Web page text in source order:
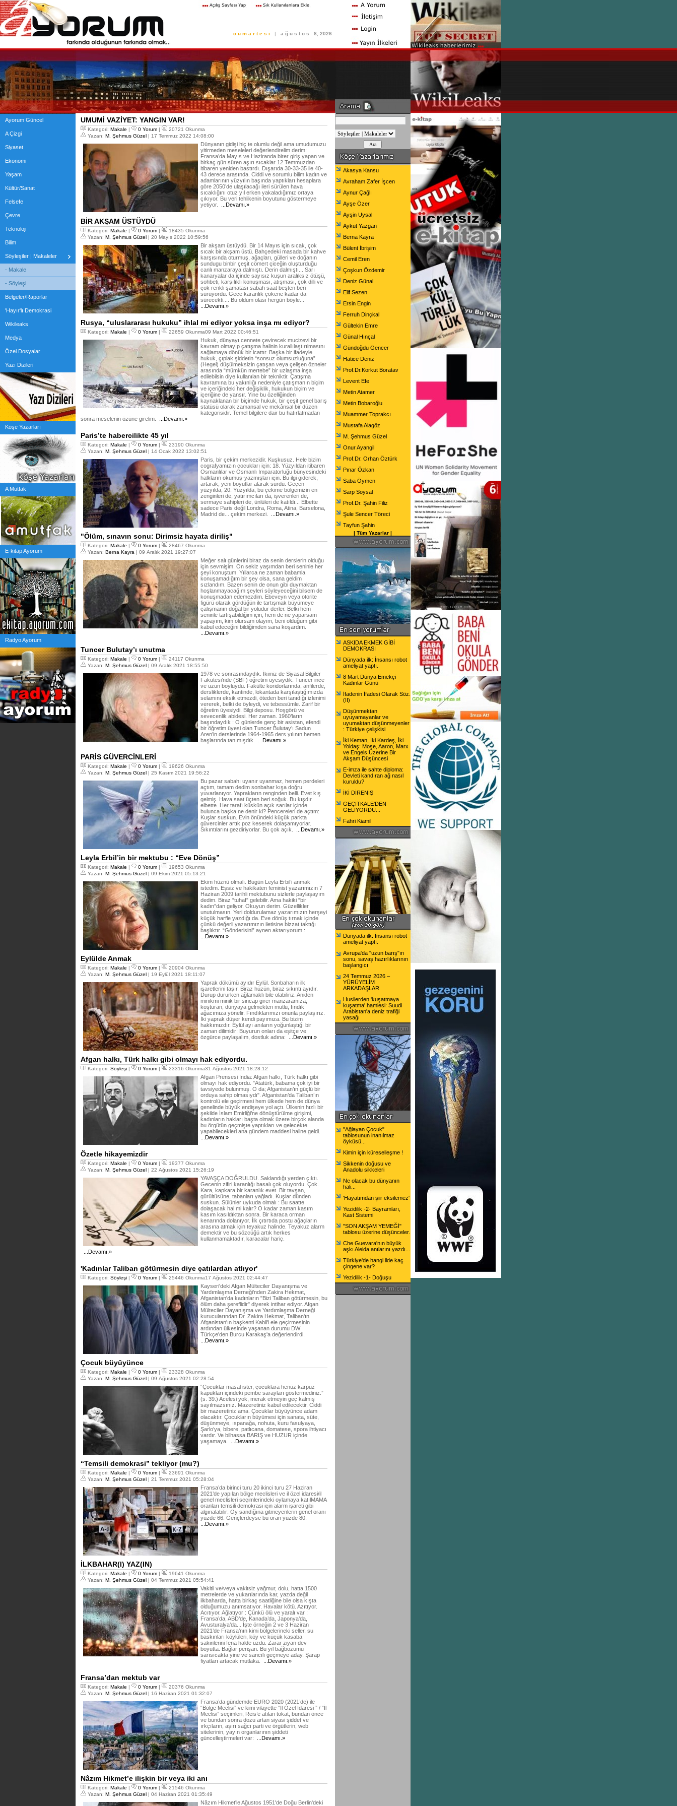
c u m a r t e s i | a ğ u s t o s 8, 2026
Ayorum Güncel
A Çizgi
Siyaset
Ekonomi
Yaşam
Kültür/Sanat
Felsefe
Çevre
Teknoloji
Bilim
Söyleşiler | Makaleler
- Makale
- Söyleşi
Belgeler/Raporlar
'Hayır'lı Demokrasi
Wikileaks
Medya
Özel Dosyalar
Yazı Dizileri
Köşe Yazarları
A Mutfak
E-kitap Ayorum
Radyo Ayorum
UMUMİ VAZİYET: YANGIN VAR!
Kategori: Makale | 0 Yorum |
20721 Okunma
Yazan: M. Şehmus Güzel | 17 Temmuz 2022 14:08:00
Dünyanın gidişi hiç te olumlu değil ama umudumuzu
yitirmeden meseleleri değerlendirelim derim:
Fransa’da Mayıs ve Haziranda birer giriş yapan ve
birkaç gün süren aşırı sıcaklar 12 Temmuzdan
itibaren yeniden bastırdı. Dışarıda 30-33-35 ile 40-
43 derece arasında. Ciddi ve sorumlu bilim kadın ve
adamlarının yüzyılın başında yaptıkları hesaplara
göre 2050’de ulaşılacağı ileri sürülen hava
sıcaklığını otuz yıl erken yakaladığımız ortaya
çıkıyor. Bu veri tehlikenin boyutunu göstermeye
yetiyor.
...Devamı.»
BİR AKŞAM ÜSTÜYDÜ
Kategori: Makale | 0 Yorum |
18435 Okunma
Yazan: M. Şehmus Güzel | 20 Mayıs 2022 10:59:56
Bir akşam üstüydü. Bir 14 Mayıs için sıcak, çok
sıcak bir akşam üstü. Bahçedeki masada bir kahve
karşısında oturmuş, ağaçları, gülleri ve doğanın
sundugu binbir çeşit cömert çiceğin oluşturduğu
canlı manzaraya dalmıştı. Derin dalmıştı... Sarı
kanaryalar da içinde sayısız kuşun aralıksız ötüşü,
sohbeti, karşılıklı konuşması, atışması, çok dilli ve
çok renkli şamatası sabah saat beşten beri
sürüyordu. Gece karanlık çökene kadar da
sürecekti.... Bu oldum olası hergün böyle...
...Devamı.»
Rusya, “uluslararası hukuku” ihlal mi ediyor yoksa inşa mı ediyor?
Kategori: Makale | 0 Yorum | 22659 Okunma09 Mart 2022 00:46:51
Hukuk, dünyayı cennete çevirecek mucizevi bir
kavram olmayıp çatışma halinin kurallılaştırılmasını
sağlamaya dönük bir icattır. Başka bir ifadeyle
hukuk, çıplak şiddetin “sonsuz olumsuzluğuna”
(Hegel) düşülmeksizin çatışan veya çelişen özneler
arasında “mümkün mertebe” bir uzlaşma inşa
edilebilsin diye kullanılan bir tekniktir. Çatışma
kavramına bu yakınlığı nedeniyle çatışmanın biçim
ve içeriğindeki her değişiklik, hukukun biçim ve
içeriğine de yansır. Yine bu özelliğinden
kaynaklanan bir biçimde hukuk, bir çeşit genel barış
statüsü olarak zamansal ve mekânsal bir düzen
kategorisidir. Temel bilgilere dair bu hatırlatmadan
sonra meselenin özüne girelim.
...Devamı.»
Paris’te habercilikte 45 yıl
Kategori: Makale | 0 Yorum |
23190 Okunma
Yazan: M. Şehmus Güzel | 14 Ocak 2022 13:02:51
Paris, bir çekim merkezidir. Kuşkusuz. Hele bizim
cografyamızın çocukları için: 18. Yüzyıldan itibaren
Osmanlılar ve Osmanlı İmparatorluğu bünyesindeki
halkların okumuş-yazmışları için. Bu ilgi giderek,
artarak, yeni boyutlar alarak sürdü: Geçen
yüzyılda, 20. Yüzyılda, bu çekime bölgemizin en
zenginleri de, yatırımcıları da, işverenleri de,
sermaye sahipleri de, ünlüleri de katıldı... Elbette
sadece Paris değil Londra, Roma, Atina, Barselona,
Madrid de... çekim merkezi.
...Devamı.»
"Ölüm, sınavın sonu: Dirimsiz hayata diriliş"
Kategori: Makale | 0 Yorum |
28467 Okunma
Yazan: Berna Kayra | 09 Aralık 2021 19:27:07
Meğer salı günlerini biraz da senin derslerin olduğu
için sevmişim. On sekiz yaşımdan beri seninle her
şeyi konuştum. Yıllarca ne zaman babamla
konuşamadığım bir şey olsa, sana geldim
sızlandım. Bazen senin de onun gibi duymaktan
hoşlanmayacağım şeyleri söyleyeceğini bilsem de
konuşmadan edemezdim. Ebeveyn veya otorite
figürü olarak gördüğün ile tartışmak büyümeye
çalışmanın doğal bir yoludur derler. Belki hem
seninle tartışabildiğim için, hem de ne yaparsam
yapayım, kim olursam olayım, beni olduğum gibi
kabul edeceğini bildiğimden sana koşardım.
...Devamı.»
Tuncer Bulutay’ı unutma
Kategori: Makale | 0 Yorum |
24117 Okunma
Yazan: M. Şehmus Güzel | 09 Aralık 2021 18:55:50
1978 ve sonrasındaydık. İkimiz de Siyasal Bilgiler
Fakütesi’nde (SBF) öğretim üyesiydik. Tuncer ince
ve uzun boyluydu. Fakülte koridorlarında, anfilerde,
dersliklerde, kantinde, lokantada karşılaştığımızda
selamını eksik etmezdi, öteden beri tanıdığı izlenimi
vererek, belki de öyleydi, ve tebessümle. Zarif bir
öğretim üyesiydi. Bilgi deposu. Hoşgörü ve
sevecenlik abidesi. Her zaman. 1960’ların
başındaydık : O günlerde genç bir asistan, efendi
bir öğretim üyesi olan Tuncer Bulutay’ı Sadun
Aren’in derslerinde 1964-1965 ders yılının hemen
başlarında tanımışdık.
...Devamı.»
PARİS GÜVERCİNLERİ
Kategori: Makale | 0 Yorum |
19626 Okunma
Yazan: M. Şehmus Güzel | 25 Kasım 2021 19:56:22
Bu pazar sabahı uyanır uyanmaz, hemen perdeleri
açtım, tamam dedim sonbahar kışa doğru
yuvarlanıyor. Yaprakların renginden belli. Evet kış
gelmiş. Hava saat üçten beri soğuk. Bu kışdır
elbette. Her tarafı küskün açık sarılar içinde
bulunca başka ne denir ki? Pencereleri de açtım:
Kuşlar suskun. Evin önündeki küçük parkta
güvercinler artık poz keserek dolaşamıyorlar.
Sıkıntılarını gezdiriyorlar. Bu çok açık.
...Devamı.»
Leyla Erbil’in bir mektubu : “Eve Dönüş”
Kategori: Makale | 0 Yorum |
19653 Okunma
Yazan: M. Şehmus Güzel | 09 Ekim 2021 05:13:21
Ekim hüznü olmalı. Bugün Leyla Erbil’i anmak
istedim. Eşsiz ve hakikaten feminist yazarımızın 7
Haziran 2009 tarihli mektubunu sizlerle paylaşayım
dedim. Biraz “tuhaf” gelebilir. Ama hakiki “bir
kadın”dan geliyor. Okuyun derim. Güzellikler
unutulmasın. Yeri doldurulamaz yazarımızın herşeyi
küçük harfle yazdığı da. Eve dönüş tırnak içinde
çünkü değerli yazarımızın iletisine bizzat taktığı
başlıktır. “Gönderisini” aynen aktarıyorum :
...Devamı.»
Eylülde Anmak
Kategori: Makale | 0 Yorum |
20904 Okunma
Yazan: M. Şehmus Güzel | 19 Eylül 2021 18:11:07
Yaprak dökümü ayıdır Eylül. Sonbaharın ilk
işaretlerini taşır. Biraz hüzün, biraz sıkıntı ayıdır.
Durup dururken ağlamaklı bile olabiliriz. Aniden
minikmi minik bir sincap girer manzaramıza,
koşturan, dünyaya gelmekten mutlu, fındık
ağacımıza yönelir. Fındıklarımızı onunla paylaşırız.
İki yaprak düşer kendi payımıza. Bu bizim
hakkımızdır. Eylül ayı anıların yoğunlaştığı bir
zaman dilimidir: Buyurun onları da eşitçe ve
özgürce paylaşalım, dostluk adına:
...Devamı.»
Afgan halkı, Türk halkı gibi olmayı hak ediyordu.
Kategori: Söyleşi | 0 Yorum | 23316 Okunma31 Ağustos 2021 18:28:12
Afgan Prensesi India: Afgan halkı, Türk halkı gibi
olmayı hak ediyordu. "Atatürk, babama çok iyi bir
tavsiyede bulunmuş. O da; Afganistan’ın güçlü bir
orduya sahip olmasıydı". Afganistan’da Taliban’ın
kontrolü ele geçirmesi hem ülkede hem de dünya
genelinde büyük endişeye yol açtı. Ülkenin hızlı bir
şekilde İslam Emirliği’ne dönüştürülme girişimi,
kadınların hakları başta olmak üzere birçok alanda
bu örgütün geçmişte yaptıkları ve gelecekte
yapabilecekleri ana gündem maddesi haline geldi.
...Devamı.»
Özetle hikayemizdir
Kategori: Makale | 0 Yorum |
19377 Okunma
Yazan: M. Şehmus Güzel | 22 Ağustos 2021 15:26:19
YAVAŞÇA DOĞRULDU. Saklandığı yerden çıktı.
Gecenin zifiri karanlığı basalı çok oluyordu. Çok.
Kara, kapkara bir karanlık evet. Bir tavşan,
gürültüsüne, tabanları yağladı. Kuşlar dünden
suskun. Sülünler uykuda olmalı : Bu saatte
dolaşacak hal mi kalır? O kadar zaman kasım
kasım kasıldıktan sonra. Bir karaca orman
kenarında dolanıyor. İlk çıtırtıda postu ağaçların
arasına atmak için teyakuz halinde. Teyakuz alarm
demektir ve bu sözcüğü artık herkes
kullanmamaktadır, karacalar hariç.
...Devamı.»
'Kadınlar Taliban götürmesin diye çatılardan atlıyor'
Kategori: Söyleşi | 0 Yorum | 25446 Okunma17 Ağustos 2021 02:44:47
Kayseri'deki Afgan Mülteciler Dayanışma ve
Yardımlaşma Derneği'nden Zakira Hekmat,
Afganistan'da kadınların "Bizi Taliban götürmesin, bu
ölüm daha şereflidir" diyerek intihar ediyor. Afgan
Mülteciler Dayanışma ve Yardımlaşma Derneği
kurucularından Dr. Zakira Hekmat, Taliban'ın
Afganistan'ın başkenti Kabil'i ele geçirmesinin
ardından ülkesinde yaşanan durumu DW
Türkçe'den Burcu Karakaş'a değerlendirdi.
...Devamı.»
Çocuk büyüyünce
Kategori: Makale | 0 Yorum |
23328 Okunma
Yazan: M. Şehmus Güzel | 09 Ağustos 2021 02:28:54
“Çocuklar masal ister, çocuklara henüz karpuz
kapukları içindeki pembe sarayları göstermediniz.”
(s. 39.) Acelesi yok, merak etmeyin geç kalmış
sayılmazsınız. Mazeretiniz kabul edilecektir. Ciddi
bir mazeretiniz ama. Çocuklar büyüyünce adam
olacaktır. Çocukların büyümesi için sanata, süte,
düşünmeye, ıspanağa, nohuta, kuru fasulyaya,
Şarlo’ya, bibere, patlıcana, domatese, spora ihtiyacı
vardır. Ve bilhassa BARIŞ ve HUZUR içinde
yaşamaya.
...Devamı.»
“Temsili demokrasi” tekliyor (mu?)
Kategori: Makale | 0 Yorum |
23691 Okunma
Yazan: M. Şehmus Güzel | 21 Temmuz 2021 05:28:04
Fransa’da birinci turu 20 ikinci turu 27 Haziran
2021’de yapılan bölge meclisleri ve il özel idaresi/il
genel meclisleri seçimlerindeki oylamaya katılMAMA
oranları temsili demokrasi için alarm işareti gibi
algınalabilir: Oy sandığına gitmeyenlerin genel oranı
yüzde 66. Gençlerdeyse bu oran yüzde 80.
...Devamı.»
İLKBAHAR(I) YAZ(IN)
Kategori: Makale | 0 Yorum |
19641 Okunma
Yazan: M. Şehmus Güzel | 04 Temmuz 2021 05:54:41
Vakitli ve/veya vakitsiz yağmur, dolu, hatta 1500
metrelerde ve yukarılarında kar, yazda değil
ilkbaharda, hatta birkaç saatliğine bile olsa kışta
olduğumuzu anımsatıyor. Havalar kötü. Azıtıyor.
Acıtıyor. Ağlatıyor : Çünkü ölü ve yaralı var :
Fransa’da, ABD’de, Kanada’da, Japonya’da,
Avusturalya’da... İşte örneğin 2 ve 3 Haziran
2021’de Fransa’nın kimi bölgelerineki seller, su
baskınları köylüleri, köy ve küçük kasaba
sakinlerini fena halde üzdü. Zarar ziyan dev
boyutta. Bağlar perişan. Bu yıl bağbozumu
sarısıcakta yine ve sancılı geçmeye aday. Şarap
fiyatları artacak mutlaka.
...Devamı.»
Fransa’dan mektub var
Kategori: Makale | 0 Yorum |
20376 Okunma
Yazan: M. Şehmus Güzel | 16 Haziran 2021 01:32:07
Fransa’da gündemde EURO 2020 (2021’de) ile
“Bölge Meclisi” ve kimi vilayette “İl Özel İdaresi ” / ”İl
Meclisi” seçimleri, Reis’e atılan tokat, bundan önce
ve bundan sonra dozu artan siyasi şiddet ve
ırkçıların, aşırı sağcı parti ve örgütlerin, web
sitelerinin, yayın organlarının şiddeti
güncelleştirmeleri var:
...Devamı.»
Nâzım Hikmet’e ilişkin bir veya iki anı
Kategori: Makale | 0 Yorum |
21546 Okunma
Yazan: M. Şehmus Güzel | 04 Haziran 2021 01:35:49
Nâzım Hikmet'le Ağustos 1951'de Doğu Berlin'deki
Akasya Kansu
Avraham Zafer İşcen
Aynur Çağlı
Ayşe Özer
Ayşin Uysal
Aykut Yazgan
Berna Kayra
Bülent İbrişim
Cemil Eren
Çoşkun Özdemir
Deniz Günal
Elif Sezen
Ersin Engin
Ferruh Dinçkal
Gültekin Emre
Günal Hınçal
Gündoğdu Gencer
Hatice Deniz
Prof.Dr.Korkut Boratav
Levent Efe
Metin Atamer
Metin Bobaroğlu
Muammer Toprakcı
Mustafa Alagöz
M. Şehmus Güzel
Onur Ayangil
Prof.Dr. Orhan Öztürk
Pınar Özkan
Saba Öymen
Sarp Soysal
Prof.Dr. Şahin Filiz
Şule Sencer Töreci
Tayfun Şahin
| Tüm Yazarlar |
ASKIDA EKMEK GİBİ
DEMOKRASİ
Dünyada ilk: İnsansı robot
ameliyat yaptı.
8 Mart Dünya Emekçi
Kadınlar Günü
İfadenin İfadesi Olarak Söz.
(II)
Düşünmektan
uyuyamayanlar ve
uyumaktan düşünmeyenler
: Türkiye çelişkisi
İki Keman, İki Kardeş, İki
Yoldaş: Moşe, Aaron, Marx
ve Engels Üzerine Bir
Akşam Düşüncesi
E-imza ile sahte diploma:
Devleti kandıran ağ nasıl
kuruldu?
İKİ DİRENİŞ
GEÇİTKALE'DEN
GELİYORDU...
Fahri Kiamil
Dünyada ilk: İnsansı robot
ameliyat yaptı.
Avrupa'da "uzun barış"ın
sonu, savaş hazırlıklarının
başlangıcı
24 Temmuz 2026 –
YÜRÜYELİM
ARKADAŞLAR
Husilerden 'kuşatmaya
kuşatma' hamlesi: Suudi
Arabistan'a deniz trafiği
yasağı
"Ağlayan Çocuk"
tablosunun inanılmaz
öyküsü...
Kimin için küreselleşme !
Sikkenin doğusu ve
Anadolu sikkeleri
Ne olacak bu dünyanın
hali...
'Hayatımdan şiir eksilemez'
Yezidilik -2- Bayramları,
Kast Sistemi
"SON AKŞAM YEMEĞİ"
tablosu üzerine düşünceler.
Che Guevara'nın büyük
aşkı Aleida anılarını yazdı...
Türkiye'de hangi ilde kaç
çingene var?
Yezidilik -1- Doğuşu